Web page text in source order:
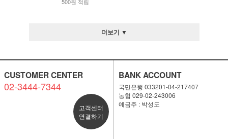
더보기 ▼
CUSTOMER CENTER
02-3444-7344
고객센터
연결하기
BANK ACCOUNT
국민은행 033201-04-217407
농협 029-02-243006
예금주 : 박성도